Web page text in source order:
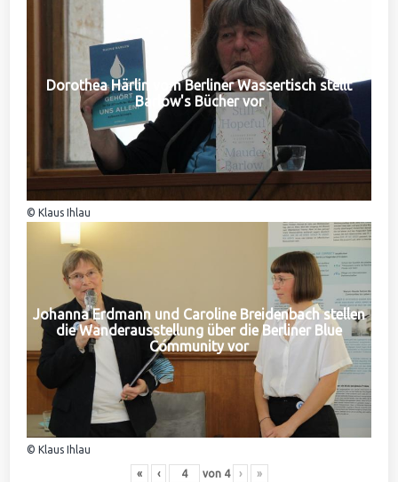
Dorothea Härlin vom Berliner Wassertisch stellt
Barlow's Bücher vor
© Klaus Ihlau
Johanna Erdmann und Caroline Breidenbach stellen
die Wanderausstellung über die Berliner Blue
Community vor
© Klaus Ihlau
« ‹ von 4 › »